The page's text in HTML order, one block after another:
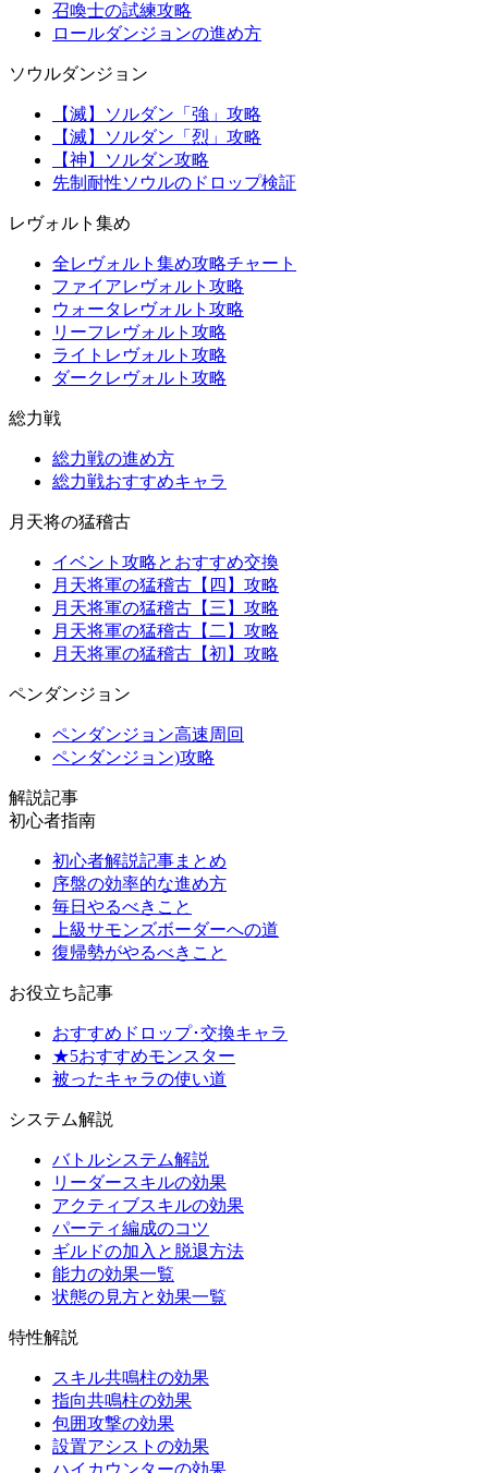
召喚士の試練攻略
ロールダンジョンの進め方
ソウルダンジョン
【滅】ソルダン「強」攻略
【滅】ソルダン「烈」攻略
【神】ソルダン攻略
先制耐性ソウルのドロップ検証
レヴォルト集め
全レヴォルト集め攻略チャート
ファイアレヴォルト攻略
ウォータレヴォルト攻略
リーフレヴォルト攻略
ライトレヴォルト攻略
ダークレヴォルト攻略
総力戦
総力戦の進め方
総力戦おすすめキャラ
月天将の猛稽古
イベント攻略とおすすめ交換
月天将軍の猛稽古【四】攻略
月天将軍の猛稽古【三】攻略
月天将軍の猛稽古【二】攻略
月天将軍の猛稽古【初】攻略
ペンダンジョン
ペンダンジョン高速周回
ペンダンジョン)攻略
解説記事
初心者指南
初心者解説記事まとめ
序盤の効率的な進め方
毎日やるべきこと
上級サモンズボーダーへの道
復帰勢がやるべきこと
お役立ち記事
おすすめドロップ･交換キャラ
★5おすすめモンスター
被ったキャラの使い道
システム解説
バトルシステム解説
リーダースキルの効果
アクティブスキルの効果
パーティ編成のコツ
ギルドの加入と脱退方法
能力の効果一覧
状態の見方と効果一覧
特性解説
スキル共鳴柱の効果
指向共鳴柱の効果
包囲攻撃の効果
設置アシストの効果
ハイカウンターの効果